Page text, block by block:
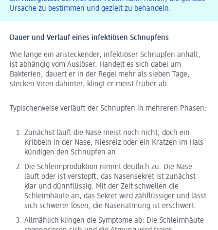
Ursache zu bestimmen und gezielt zu behandeln.
Dauer und Verlauf eines infektiösen Schnupfens
Wie lange ein ansteckender, infektiöser Schnupfen anhält,
ist abhängig vom Auslöser. Handelt es sich dabei um
Bakterien, dauert er in der Regel mehr als sieben Tage,
stecken Viren dahinter, klingt er meist früher ab.
Typischerweise verläuft der Schnupfen in mehreren Phasen:
Zunächst läuft die Nase meist noch nicht, doch ein
Kribbeln in der Nase, Niesreiz oder ein Kratzen im Hals
kündigen den Schnupfen an.
Die Schleimproduktion nimmt deutlich zu. Die Nase
läuft oder ist verstopft, das Nasensekret ist zunächst
klar und dünnflüssig. Mit der Zeit schwellen die
Schleimhäute an, das Sekret wird zähflüssiger und lässt
sich schwerer lösen, die Nasenatmung ist erschwert.
Allmählich klingen die Symptome ab: Die Schleimhäute